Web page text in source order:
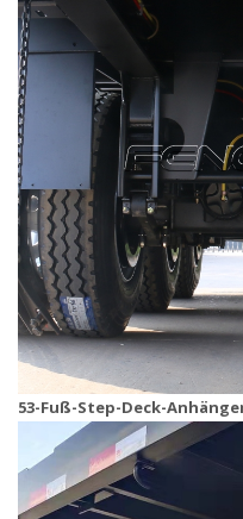
53-Fuß-Step-Deck-